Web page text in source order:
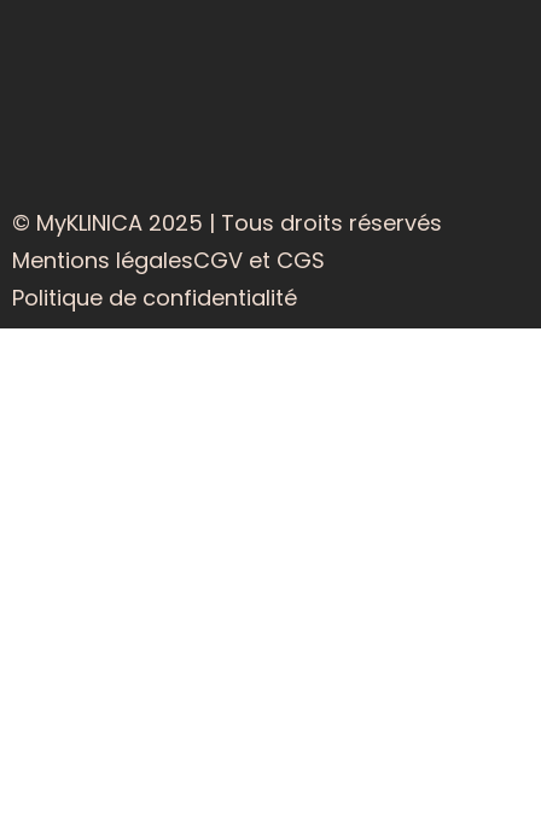
© MyKLINICA 2025 | Tous droits réservés
Mentions légalesCGV et CGS
Politique de confidentialité